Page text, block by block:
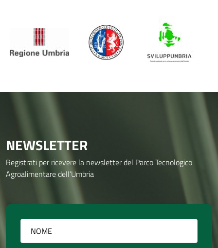
NEWSLETTER
Registrati per ricevere la newsletter del Parco Tecnologico
Agroalimentare dell’Umbria